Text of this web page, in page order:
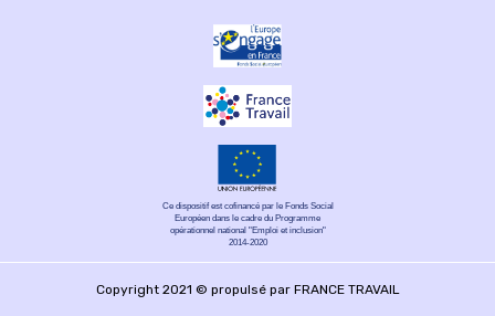
Ce dispositif est cofinancé par le Fonds Social
Européen dans le cadre du Programme
opérationnel national "Emploi et inclusion"
2014-2020
Copyright 2021 © propulsé par FRANCE TRAVAIL